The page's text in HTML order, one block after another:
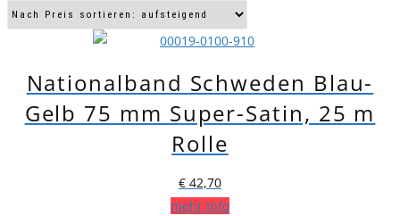
Nationalband Schweden Blau-
Gelb 75 mm Super-Satin, 25 m
Rolle
€ 42,70
mehr Info